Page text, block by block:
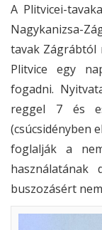
A Plitvicei-
Nagykanizsa-
tavak Zágrábtól
Plitvice egy
fogadni.
reggel 7 és
(csúcsidényben
foglalják a
buszozásért